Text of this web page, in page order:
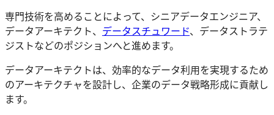
専門技術を高めることによって、シニアデータエンジニア、
データアーキテクト、 データスチュワード、データストラテ
ジストなどのポジションへと進めます。
データアーキテクトは、効率的なデータ利用を実現するため
のアーキテクチャを設計し、企業のデータ戦略形成に貢献し
ます。